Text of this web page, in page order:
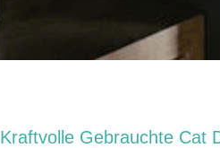
Kraftvolle Gebrauchte Cat